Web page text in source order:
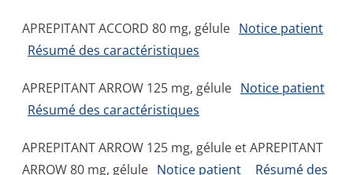
APREPITANT ACCORD 80 mg, gélule Notice patient
Résumé des caractéristiques
APREPITANT ARROW 125 mg, gélule Notice patient
Résumé des caractéristiques
APREPITANT ARROW 125 mg, gélule et APREPITANT
ARROW 80 mg, gélule Notice patient Résumé des